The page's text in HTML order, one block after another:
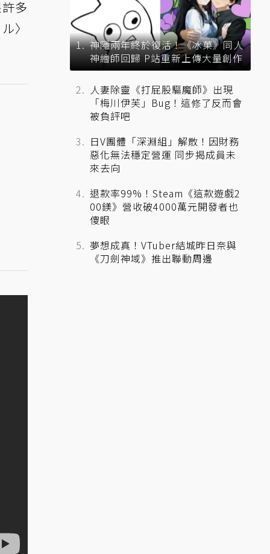
多
〉
神隱兩年終於復活！《冰菓》同人
神繪師回歸 P站重新上傳大量創作
人妻除靈《打屁股驅魔師》出現
「梅川伊芙」Bug！這修了反而會
被負評吧
日V團體「深淵組」解散！因財務
惡化無法穩定營運 同步揭成員未
來去向
退款率99%！Steam《這款遊戲2
00鎂》營收破4000萬元開發者也
傻眼
夢想成真！VTuber結城昨日奈與
《刀劍神域》推出聯動周邊